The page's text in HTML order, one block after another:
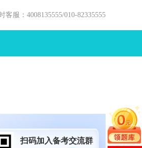
客服：4008135555/010-82335555
扫码加入备考交流群